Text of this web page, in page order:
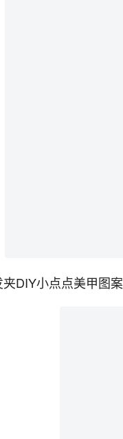
DIY小点点美甲图案